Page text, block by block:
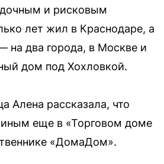
и рисковым
лет жил в Краснодаре, а
на два города, в Москве и
дом под Хохловкой.
Алена рассказала, что
еще в «Торговом доме
«ДомаДом».